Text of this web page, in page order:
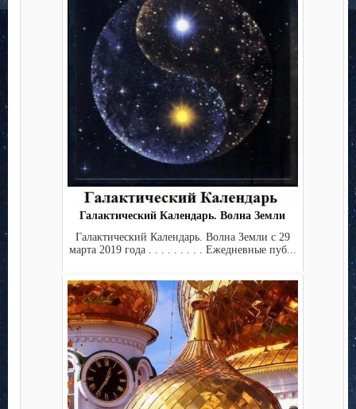
Галактический Календарь. Волна Земли
Галактический Календарь. Волна Земли с 29
марта 2019 года . . . . . . . . . Ежедневные пуб...